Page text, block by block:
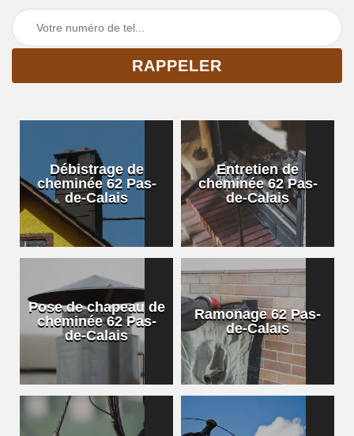
Débistrage de
cheminée 62 Pas-
de-Calais
Entretien de
cheminée 62 Pas-
de-Calais
Pose de chapeau de
cheminée 62 Pas-
de-Calais
Ramonage 62 Pas-
de-Calais